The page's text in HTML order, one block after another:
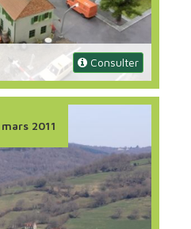
Consulter
2011